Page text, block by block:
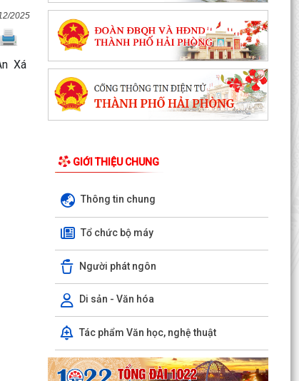
2025
Xá
GIỚI THIỆU CHUNG
Thông tin chung
Tổ chức bộ máy
Người phát ngôn
Di sản - Văn hóa
Tác phẩm Văn học, nghệ thuật
UBND xã Trần Phú tổ chức niêm yết và gửi
thông báo thu hồi đất để thực hiện Dự án tuyến
đường sắt...